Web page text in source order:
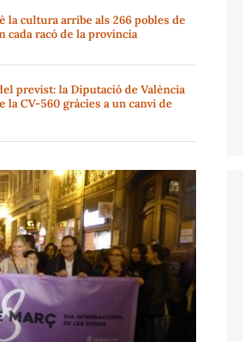
la cultura arribe als 266 pobles de
cada racó de la província
previst: la Diputació de València
la CV-560 gràcies a un canvi de